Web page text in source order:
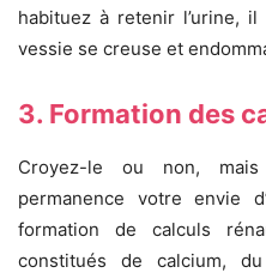
habituez à retenir l’urine,
vessie se creuse et
3. Formation des
Croyez-le ou non,
permanence votre envie
formation de calculs
constitués de calcium,